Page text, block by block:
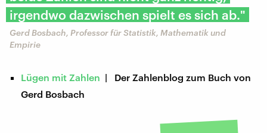
irgendwo dazwischen spielt es sich ab."
Gerd Bosbach, Professor für Statistik, Mathematik und
Empirie
Lügen mit Zahlen | Der Zahlenblog zum Buch von
Gerd Bosbach